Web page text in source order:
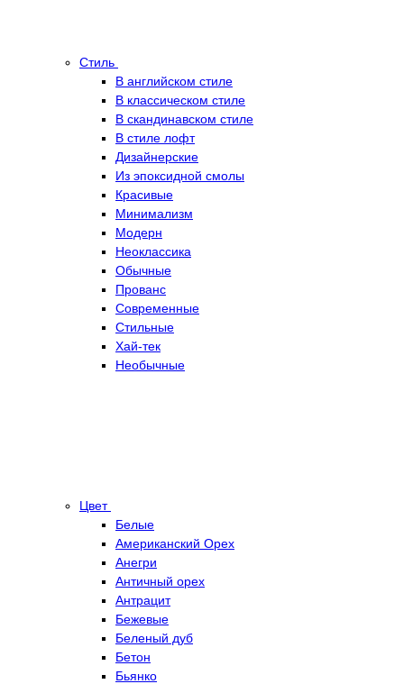
Стиль
В английском стиле
В классическом стиле
В скандинавском стиле
В стиле лофт
Дизайнерские
Из эпоксидной смолы
Красивые
Минимализм
Модерн
Неоклассика
Обычные
Прованс
Современные
Стильные
Хай-тек
Необычные
Цвет
Белые
Американский Орех
Анегри
Античный орех
Антрацит
Бежевые
Беленый дуб
Бетон
Бьянко